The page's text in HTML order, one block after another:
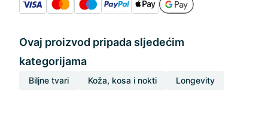
Ovaj proizvod pripada sljedećim
kategorijama
Biljne tvari Koža, kosa i nokti Longevity